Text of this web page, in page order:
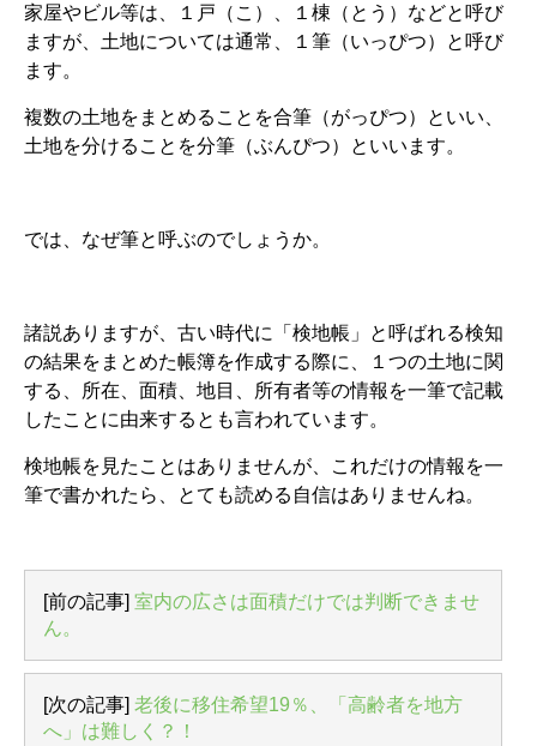
家屋やビル等は、１戸（こ）、１棟（とう）などと呼び
ますが、土地については通常、１筆（いっぴつ）と呼び
ます。
複数の土地をまとめることを合筆（がっぴつ）といい、
土地を分けることを分筆（ぶんぴつ）といいます。
では、なぜ筆と呼ぶのでしょうか。
諸説ありますが、古い時代に「検地帳」と呼ばれる検知
の結果をまとめた帳簿を作成する際に、１つの土地に関
する、所在、面積、地目、所有者等の情報を一筆で記載
したことに由来するとも言われています。
検地帳を見たことはありませんが、これだけの情報を一
筆で書かれたら、とても読める自信はありませんね。
[前の記事] 室内の広さは面積だけでは判断できませ
ん。
[次の記事] 老後に移住希望19％、「高齢者を地方
へ」は難しく？！